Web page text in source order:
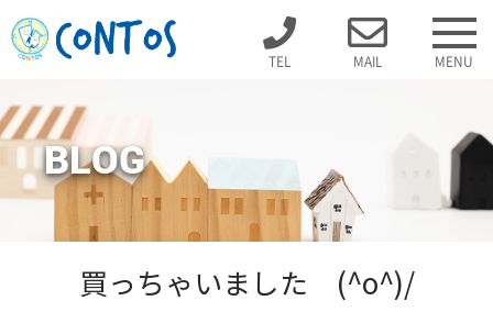
TEL MAIL MENU
BLOG
買っちゃいました (^o^)/